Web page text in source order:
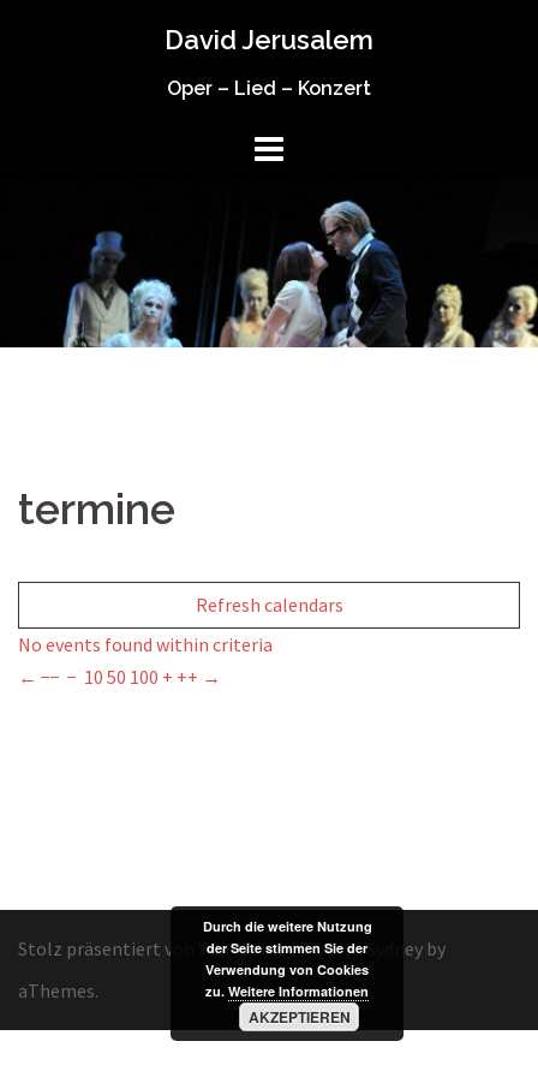
David Jerusalem
Oper – Lied – Konzert
termine
Refresh calendars
No events found within criteria
← −− − 10 50 100 + ++ →
Stolz präsentiert von WordPress|Theme:Sydney by
aThemes.
Durch die weitere Nutzung
der Seite stimmen Sie der
Verwendung von Cookies
zu. Weitere Informationen
AKZEPTIEREN